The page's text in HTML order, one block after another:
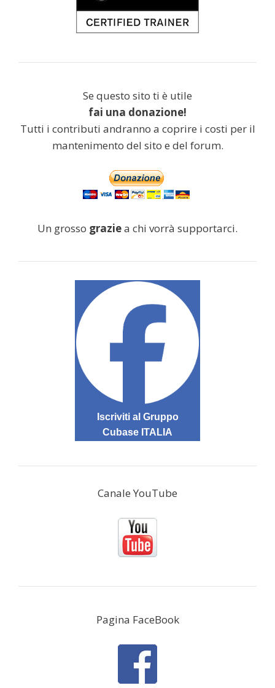
Se questo sito ti è utile
fai una donazione!
Tutti i contributi andranno a coprire i costi per il
mantenimento del sito e del forum.
Un grosso graziea chi vorrà supportarci.
Iscriviti al Gruppo
Cubase ITALIA
Canale YouTube
Pagina FaceBook